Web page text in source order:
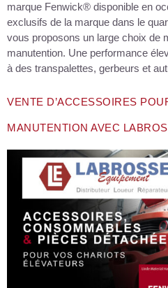
marque Fenwick® disponible en
exclusifs de la marque dans le
vous proposons un large choix de
manutention. Une performance
à des transpalettes, gerbeurs et
VENTE D’ACCESSOIRES
MANUTENTION AVEC